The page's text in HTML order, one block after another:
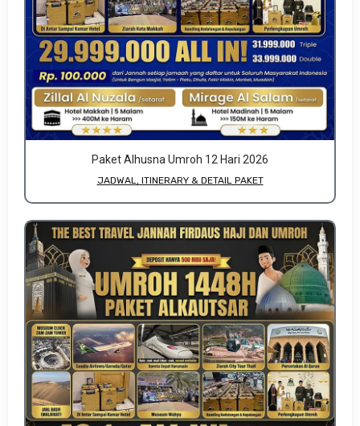
Paket Alhusna Umroh 12 Hari 2026
JADWAL, ITINERARY & DETAIL PAKET